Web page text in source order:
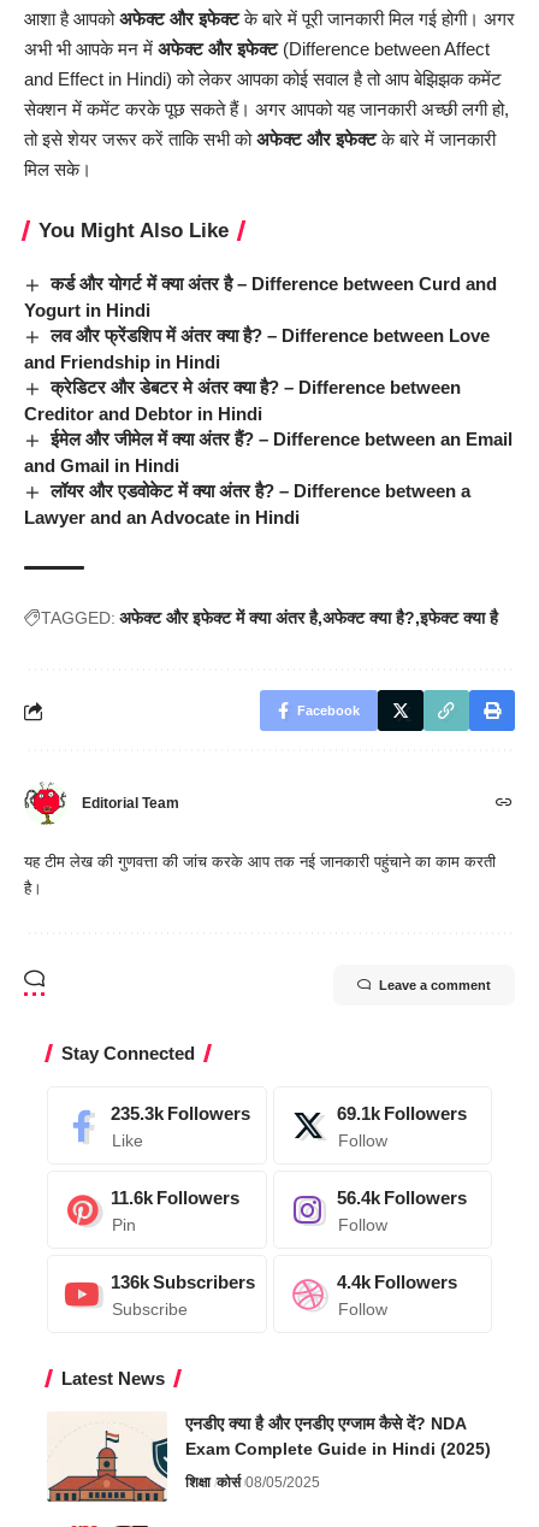
आशा है आपकोअफेक्ट और इफेक्टके बारे में पूरी जानकारी मिल गई होगी। अगर
अभी भी आपके मन में अफेक्ट और इफेक्ट(Difference between Affect
and Effect in Hindi) को लेकर आपका कोई सवाल है तो आप बेझिझक कमेंट
सेक्शन में कमेंट करके पूछ सकते हैं। अगर आपको यह जानकारी अच्छी लगी हो,
तो इसे शेयर जरूर करें ताकि सभी को अफेक्ट और इफेक्टके बारे में जानकारी
मिल सके।
You Might Also Like
कर्ड और योगर्ट में क्या अंतर है – Difference between Curd and
Yogurt in Hindi
लव और फ्रेंडशिप में अंतर क्या है? – Difference between Love
and Friendship in Hindi
क्रेडिटर और डेबटर मे अंतर क्या है? – Difference between
Creditor and Debtor in Hindi
ईमेल और जीमेल में क्या अंतर हैं? – Difference between an Email
and Gmail in Hindi
लॉयर और एडवोकेट में क्या अंतर है? – Difference between a
Lawyer and an Advocate in Hindi
TAGGED: अफेक्ट और इफेक्ट में क्या अंतर है अफेक्ट क्या है? इफेक्ट क्या है
Facebook
Editorial Team
यह टीम लेख की गुणवत्ता की जांच करके आप तक नई जानकारी पहुंचाने का काम करती
है।
Leave a comment
Stay Connected
235.3k Followers
Like
69.1k Followers
Follow
11.6k Followers
Pin
56.4k Followers
Follow
136kSubscribers
Subscribe
4.4k Followers
Follow
Latest News
एनडीए क्या है और एनडीए एग्जाम कैसे दें? NDA
Exam Complete Guide in Hindi (2025)
शिक्षा कोर्स 08/05/2025